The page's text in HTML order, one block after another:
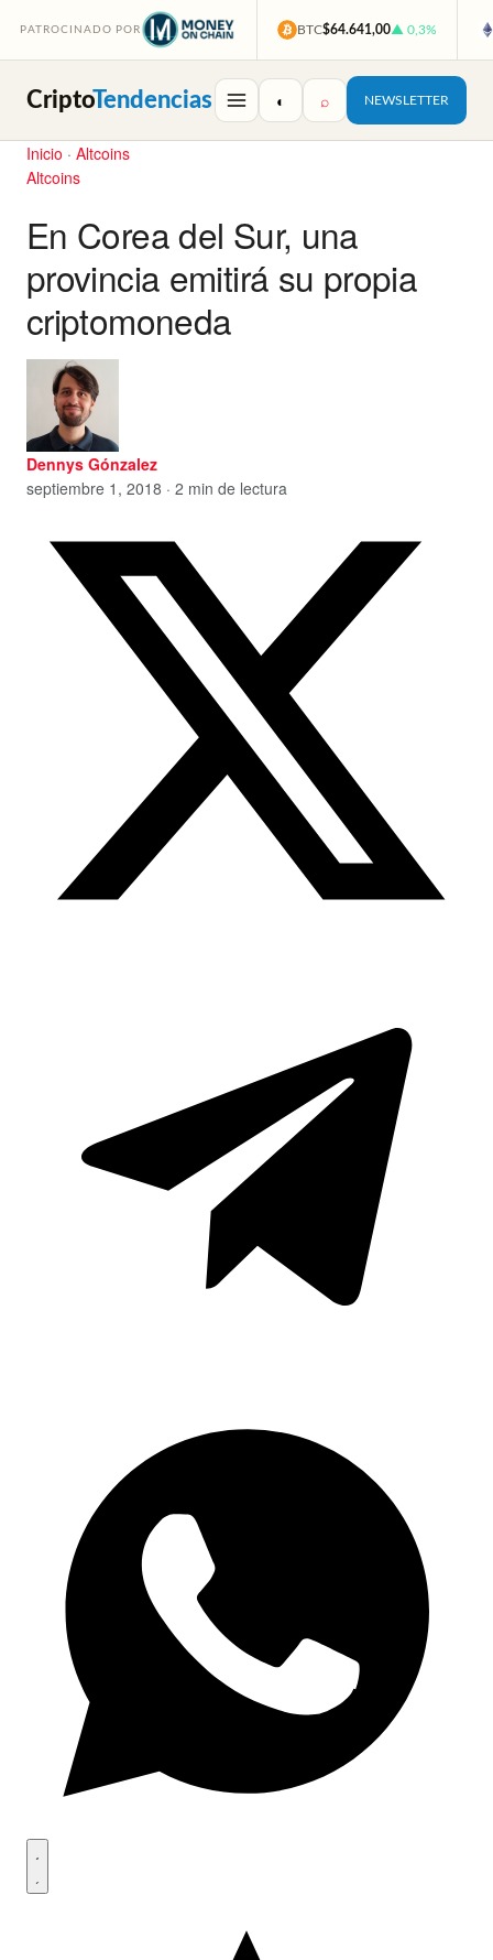
PATROCINADO POR BTC$64.641,00▲ 0,3%
CriptoTendencias ◐ ⌕ NEWSLETTER
Inicio · Altcoins
Altcoins
En Corea del Sur, una
provincia emitirá su propia
criptomoneda
Dennys Gónzalez
septiembre 1, 2018 · 2 min de lectura